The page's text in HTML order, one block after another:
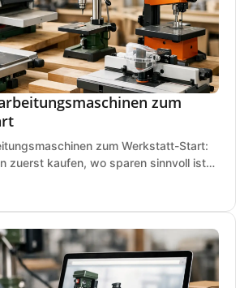
zum
zum Werkstatt-Start:
zuerst kaufen, wo sparen sinnvoll ist